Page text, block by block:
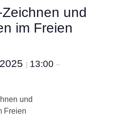
und
im Freien
| 13:00 –
und
Freien